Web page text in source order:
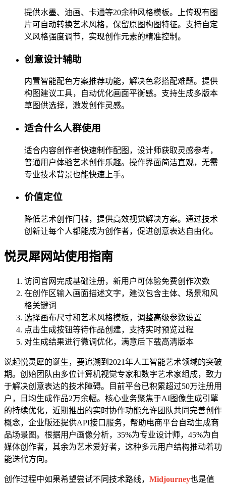
提供水墨、油画、卡通等20余种风格模板。上传现有图
片可自动转换艺术风格，保留原图构图特征。支持自定
义风格强度调节，实现创作元素的精准控制。
创意设计辅助
内置智能配色方案推荐功能，解决色彩搭配难题。提供
构图建议工具，自动优化画面平衡感。支持生成多版本
草图供选择，激发创作灵感。
适合什么人群使用
适合内容创作者快速制作配图，设计师获取灵感参考，
普通用户体验艺术创作乐趣。操作界面简洁直观，无需
专业技术背景也能快速上手。
价值定位
降低艺术创作门槛，提供高效视觉解决方案。通过技术
创新让每个人都能成为创作者，促进创意表达自由化。
悦灵犀网站使用指南
访问官网完成基础注册，新用户可体验免费创作次数
在创作区输入画面描述文字，建议包含主体、场景和风
格关键词
选择画布尺寸和艺术风格模板，调整高级参数设置
点击生成按钮等待作品创建，支持实时预览过程
对生成结果进行微调优化，满意后下载高清版本
说起悦灵犀的诞生，要追溯到2021年人工智能艺术领域的突破
期。创始团队由多位计算机视觉专家和数字艺术家组成，致力
于解决创意表达的技术障碍。目前平台已积累超过50万注册用
户，日均生成作品2万余幅。核心业务聚焦于AI图像生成引擎
的持续优化，近期推出的实时协作功能允许团队共同完善创作
概念，企业版还提供API接口服务，帮助电商平台自动生成商
品场景图。根据用户画像分析，35%为专业设计师，45%为自
媒体创作者，其余为艺术爱好者，这种多元用户结构推动着功
能迭代方向。
创作过程中如果希望尝试不同技术路线， Midjourney也是值